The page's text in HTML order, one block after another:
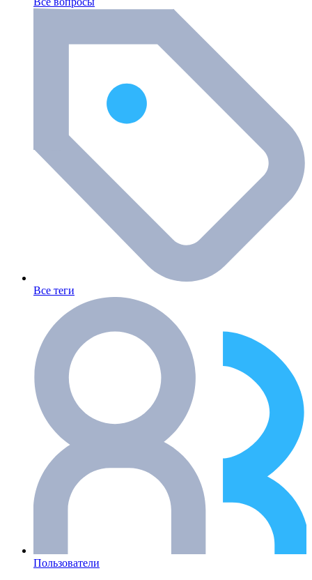
Все теги
Пользователи